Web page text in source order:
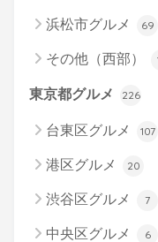
浜松市グルメ 69
その他（西部）
東京都グルメ 226
台東区グルメ 107
港区グルメ 20
渋谷区グルメ 7
中央区グルメ 6